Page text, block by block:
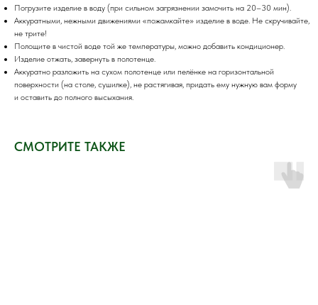
Погрузите изделие в воду (при сильном загрязнении замочить на 20–30 мин).
Аккуратными, нежными движениями «пожамкайте» изделие в воде. Не скручивайте,
не трите!
Полощите в чистой воде той же температуры, можно добавить кондиционер.
Изделие отжать, завернуть в полотенце.
Аккуратно разложить на сухом полотенце или пелёнке на горизонтальной
поверхности (на столе, сушилке), не растягивая, придать ему нужную вам форму
и оставить до полного высыхания.
СМОТРИТЕ ТАКЖЕ